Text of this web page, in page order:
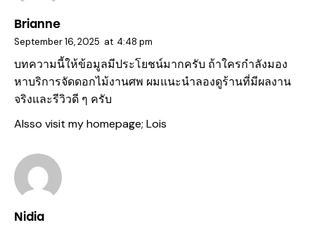
Brianne
September 16, 2025 at 4:48 pm
บทความนี้ให้ข้อมูลมีประโยชน์มากครับ ถ้าใครกำลังมอง
หาบริการจัดดอกไม้งานศพ ผมแนะนำลองดูร้านที่มีผลงาน
จริงและรีวิวดี ๆ ครับ
Alsso visit my homepage; Lois
Nidia